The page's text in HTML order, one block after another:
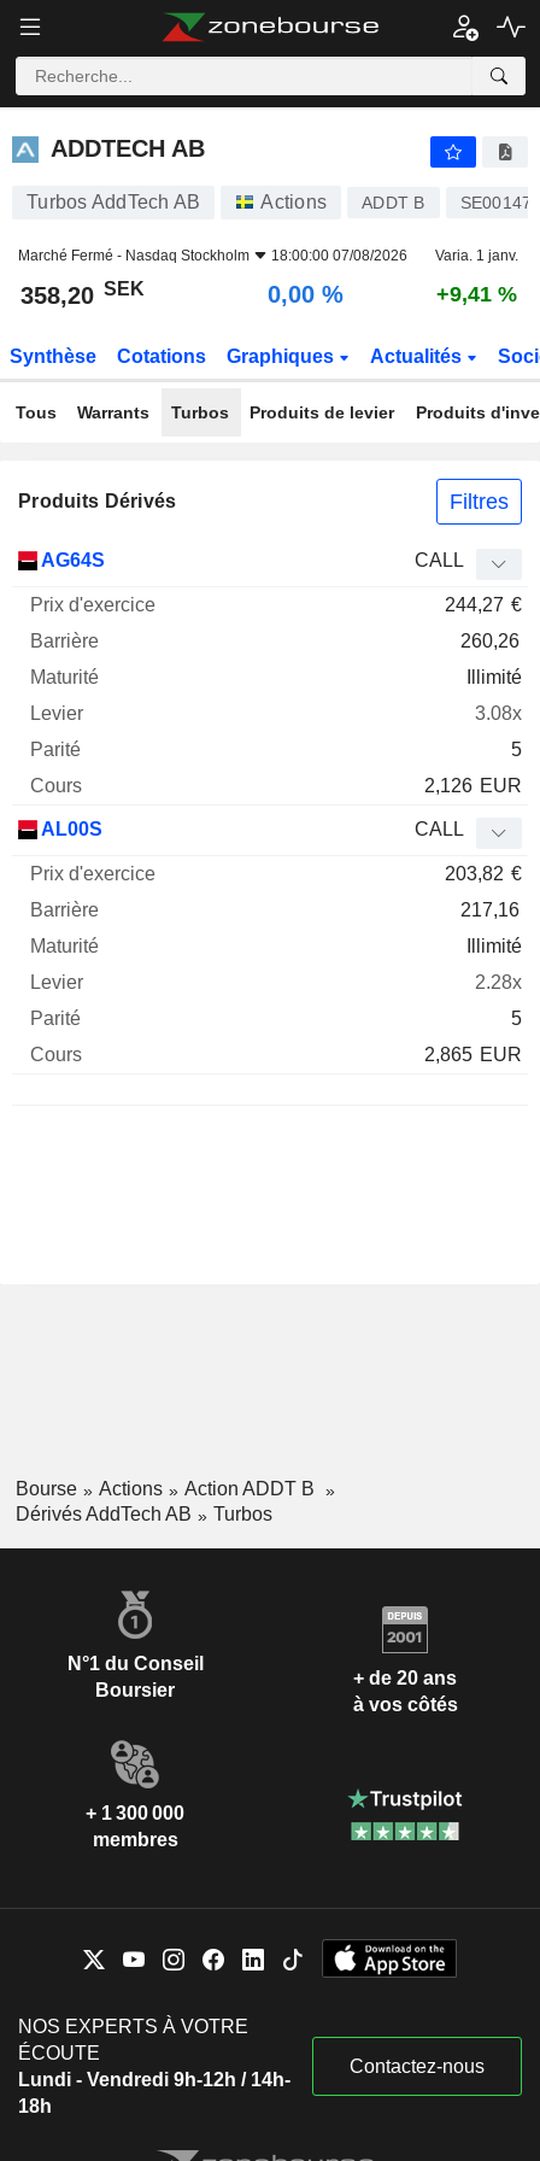
ADDTECH AB
ADDTECH AB
Turbos AddTech AB Actions ADDT B
Marché Fermé - Nasdaq Stockholm 18:00:00 07/08/2026 Varia. 1 janv.
358,20 SEK 0,00 % +9,41 %
Synthèse Cotations Graphiques Actualités
Tous Warrants Turbos Produits de levier Produits
Produits Dérivés Filtres
Mnemo Type
AG64S CALL
244,27 €
260,26
Illimité
3.08x
5
2,126 EUR
AL00S CALL
203,82 €
217,16
Illimité
2.28x
5
2,865 EUR
Bourse Actions
Action ADDT B
Dérivés AddTech AB
Turbos
N°1 du Conseil
Boursier
+ de 20 ans
à vos côtés
+ 1 300 000
membres
NOS EXPERTS À VOTRE
ÉCOUTE
Lundi - Vendredi 9h-12h / 14h-
18h
Contactez-nous